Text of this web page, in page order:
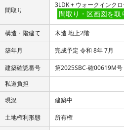
間取り
3LDK + ウォークインク
間取り・区画図を取
構造・階建て 木造 地上2階
築年月 完成予定 令和 8年 7月
建築確認番号
第2025SBC-確00619M号
私道負担
現況
建築中
土地権利形態 所有権